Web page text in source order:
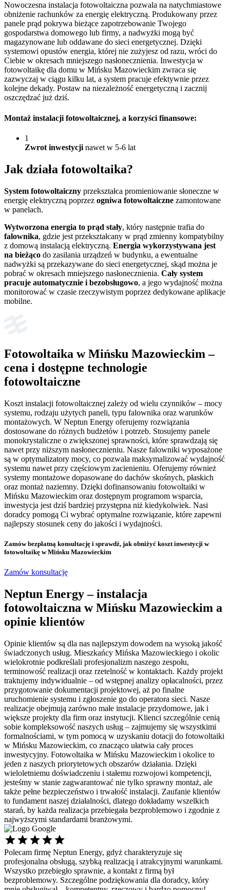
Nowoczesna instalacja fotowoltaiczna pozwala na natychmiastowe
obniżenie rachunków za energię elektryczną. Produkowany przez
panele prąd pokrywa bieżące zapotrzebowanie Twojego
gospodarstwa domowego lub firmy, a nadwyżki mogą być
magazynowane lub oddawane do sieci energetycznej. Dzięki
systemowi opustów energia, której nie zużyjesz od razu, wróci do
Ciebie w okresach mniejszego nasłonecznienia. Inwestycja w
fotowoltaikę dla domu w Mińsku Mazowieckim zwraca się
zazwyczaj w ciągu kilku lat, a system pracuje efektywnie przez
kolejne dekady. Postaw na niezależność energetyczną i zacznij
oszczędzać już dziś.
Montaż instalacji fotowoltaicznej, a korzyści finansowe:
1
Zwrot inwestycji nawet w 5-6 lat
Jak działa fotowoltaika?
System fotowoltaiczny przekształca promieniowanie słoneczne w
energię elektryczną poprzez ogniwa fotowoltaiczne zamontowane
w panelach.
Wytworzona energia to prąd stały, który następnie trafia do
falownika, gdzie jest przekształcany w prąd zmienny kompatybilny
z domową instalacją elektryczną. Energia wykorzystywana jest
na bieżąco do zasilania urządzeń w budynku, a ewentualne
nadwyżki są przekazywane do sieci energetycznej, skąd można je
pobrać w okresach mniejszego nasłonecznienia. Cały system
pracuje automatycznie i bezobsługowo, a jego wydajność można
monitorować w czasie rzeczywistym poprzez dedykowane aplikacje
mobilne.
Fotowoltaika w Mińsku Mazowieckim –
cena i dostępne technologie
fotowoltaiczne
Koszt instalacji fotowoltaicznej zależy od wielu czynników – mocy
systemu, rodzaju użytych paneli, typu falownika oraz warunków
montażowych. W Neptun Energy oferujemy rozwiązania
dostosowane do różnych budżetów i potrzeb. Stosujemy panele
monokrystaliczne o zwiększonej sprawności, które sprawdzają się
nawet przy niższym nasłonecznieniu. Nasze falowniki wyposażone
są w optymalizatory mocy, co pozwala maksymalizować wydajność
systemu nawet przy częściowym zacienieniu. Oferujemy również
systemy montażowe dopasowane do dachów skośnych, płaskich
oraz montaż naziemny. Dzięki dofinansowaniu fotowoltaiki w
Mińsku Mazowieckim oraz dostępnym programom wsparcia,
inwestycja jest dziś bardziej przystępna niż kiedykolwiek. Nasi
doradcy pomogą Ci wybrać optymalne rozwiązanie, które zapewni
najlepszy stosunek ceny do jakości i wydajności.
Zamów bezpłatną konsultację i sprawdź, jak obniżyć koszt inwestycji w
fotowoltaikę w Mińsku Mazowieckim
Zamów konsultację
Neptun Energy – instalacja
fotowoltaiczna w Mińsku Mazowieckim a
opinie klientów
Opinie klientów są dla nas najlepszym dowodem na wysoką jakość
świadczonych usług. Mieszkańcy Mińska Mazowieckiego i okolic
wielokrotnie podkreślali profesjonalizm naszego zespołu,
terminowość realizacji oraz rzetelność w kontaktach. Każdy projekt
traktujemy indywidualnie – od wstępnej analizy opłacalności, przez
przygotowanie dokumentacji projektowej, aż po finalne
uruchomienie systemu i zgłoszenie go do operatora sieci. Nasze
realizacje obejmują zarówno małe instalacje przydomowe, jak i
większe projekty dla firm oraz instytucji. Klienci szczególnie cenią
sobie kompleksowość naszych usług – zajmujemy się wszystkimi
formalnościami, w tym pomocą w uzyskaniu dotacji do fotowoltaiki
w Mińsku Mazowieckim, co znacząco ułatwia cały proces
inwestycyjny. Fotowoltaika w Mińsku Mazowieckim i okolice to
jeden z naszych priorytetowych obszarów działania. Dzięki
wieloletniemu doświadczeniu i stałemu rozwojowi kompetencji,
jesteśmy w stanie zagwarantować nie tylko sprawny montaż, ale
także pełne bezpieczeństwo i trwałość instalacji. Zaufanie klientów
to fundament naszej działalności, dlatego dokładamy wszelkich
starań, by każda realizacja przebiegała bezproblemowo i zgodnie z
najwyższymi standardami branżowymi.
Polecam firmę Neptun Energy, gdyż charakteryzuje się
profesjonalna obsługą, szybką realizacją i atrakcyjnymi warunkami.
Wszystko przebiegło sprawnie, a kontakt z firmą był
bezproblemowy. Szczególne podziękowania dla doradcy, który